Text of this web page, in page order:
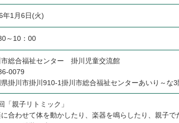
年1月6日(火)
～10：00
市総合福祉センター 掛川児童交流館
0079
掛川市掛川910-1掛川市総合福祉センターあいり～な3
「親子リトミック」
合わせて体を動かしたり、楽器を鳴らしたり、親子で